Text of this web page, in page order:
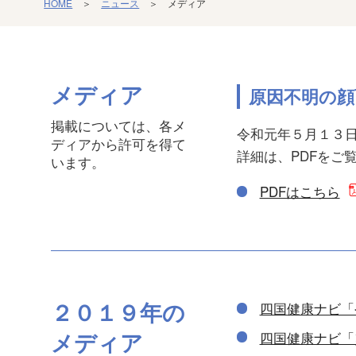
メディア
掲載については、各メ
ディアから許可を得て
います。
原因不明の
令和元年５月１３
詳細は、PDFをご
PDFはこちら
２０１９年の
メディア
四国健康ナビ
四国健康ナビ